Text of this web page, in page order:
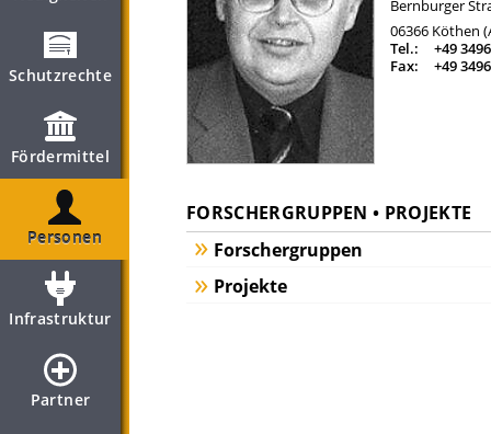
Schutzrechte
Fördermittel
Personen
Infrastruktur
Partner
Bernburger
06366 Köthen
Tel.:
+49
Fax:
+49
FORSCHERGRUPPEN • PROJEKTE
Forschergruppen
Projekte